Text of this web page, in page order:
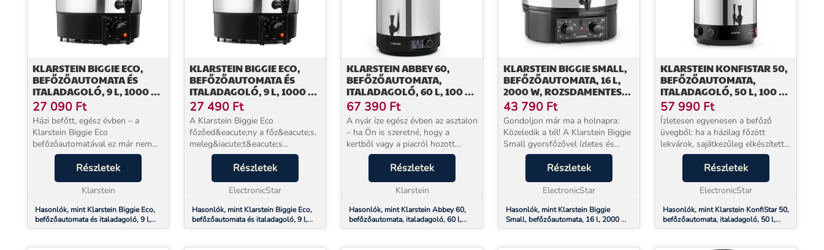
KLARSTEIN BIGGIE ECO,
BEFŐZŐAUTOMATA ÉS
ITALADAGOLÓ, 9 L, 1000 W,
30–100 ° C, CSAP
27 090 Ft
Házi befőtt, egész évben – a
Klarstein Biggie Eco
befőzőautomatával ez már nem
vasárnapi nagymunka, hanem
egyszerű, mindennapi dolog.
Gyümölcs, zöldség, hús: mindent
megőrizhet, amit a kert vagy a
Részletek
Klarstein
Hasonlók, mint Klarstein Biggie Eco,
befőzőautomata és italadagoló, 9 l,
1000 W, 30–100 ° C, csap
KLARSTEIN BIGGIE ECO,
BEFŐZŐAUTOMATA ÉS
ITALADAGOLÓ, 9 L, 1000 W,
30–100 ° C, CSAP
27 490 Ft
A Klarstein Biggie Eco
főzőed&eacute;ny a főz&eacute;s,
meleg&iacute;t&eacute;s
&eacute;s
hőm&eacute;rs&eacute;klet
fenntart&aacute;s
szak&eacute;rtője.Ma
Eco főzőed&ea...
Részletek
ElectronicStar
Hasonlók, mint Klarstein Biggie Eco,
befőzőautomata és italadagoló, 9 l,
1000 W, 30–100 ° C, csap
KLARSTEIN ABBEY 60,
BEFŐZŐAUTOMATA,
ITALADAGOLÓ, 60 L, 100 °C,
180 PERC, ROZSDAMENTES
ACÉL
67 390 Ft
A nyár íze egész évben az asztalon
– ha Ön is szeretné, hogy a
kertből vagy a piacról hozott
gyümölcs, zöldség és finomság ne
menjen veszendőbe, a Klarstein
Abbey 60 befőzőautomata
pontosan erre való....
Részletek
Klarstein
Hasonlók, mint Klarstein Abbey 60,
befőzőautomata, italadagoló, 60 l,
100 °C, 180 perc, rozsdamentes acél
KLARSTEIN BIGGIE SMALL,
BEFŐZŐAUTOMATA, 16 L,
2000 W, ROZSDAMENTES
ACÉL
43 790 Ft
Gondoljon már ma a holnapra:
Közeledik a tél! A Klarstein Biggie
Small gyorsfőzővel ízletes és
egészséges húslevest készíthet
saját konyhájában. Így tökéletesen
felkészült leszel, amikor
beköszönt a...
Részletek
ElectronicStar
Hasonlók, mint Klarstein Biggie
Small, befőzőautomata, 16 l, 2000 W,
rozsdamentes acél
KLARSTEIN KONFISTAR 50,
BEFŐZŐAUTOMATA,
ITALADAGOLÓ, 50 L, 100 °C,
120 PERC, ROZSDAMENTES
ACÉL
57 990 Ft
Ízletesen egyenesen a befőző
üvegből: ha a házilag főzött
lekvárok, sajátkezűleg elkészített
kolbászok vagy különleges
húsételek konzerválásáról van
szó, egyértelműen a Klarstein
KonfiStar 50 befőző a...
Részletek
ElectronicStar
Hasonlók, mint Klarstein KonfiStar 50,
befőzőautomata, italadagoló, 50 l,
100 °C, 120 perc, rozsdamentes acél